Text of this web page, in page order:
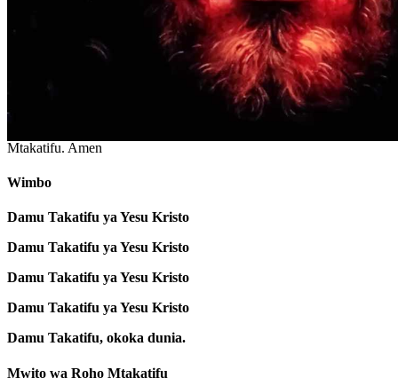
Mtakatifu. Amen
Wimbo
Damu Takatifu ya Yesu Kristo
Damu Takatifu ya Yesu Kristo
Damu Takatifu ya Yesu Kristo
Damu Takatifu ya Yesu Kristo
Damu Takatifu, okoka dunia.
Mwito wa Roho Mtakatifu